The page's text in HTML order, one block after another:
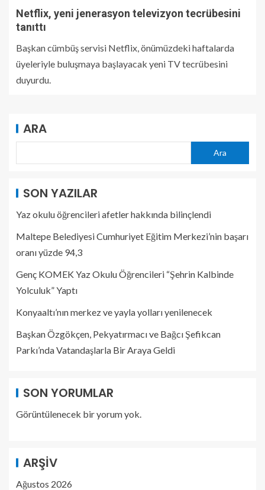
Netflix, yeni jenerasyon televizyon tecrübesini
tanıttı
Başkan cümbüş servisi Netflix, önümüzdeki haftalarda
üyeleriyle buluşmaya başlayacak yeni TV tecrübesini
duyurdu.
ARA
Ara
SON YAZILAR
Yaz okulu öğrencileri afetler hakkında bilinçlendi
Maltepe Belediyesi Cumhuriyet Eğitim Merkezi’nin başarı
oranı yüzde 94,3
Genç KOMEK Yaz Okulu Öğrencileri “Şehrin Kalbinde
Yolculuk” Yaptı
Konyaaltı’nın merkez ve yayla yolları yenilenecek
Başkan Özgökçen, Pekyatırmacı ve Bağcı Şefikcan
Parkı’nda Vatandaşlarla Bir Araya Geldi
SON YORUMLAR
Görüntülenecek bir yorum yok.
ARŞIV
Ağustos 2026